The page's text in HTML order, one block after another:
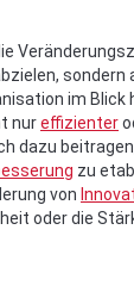
sondern
im Blick
nureffizienter
dazu
zu
von
oder die